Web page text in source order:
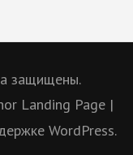
защищены.
Landing Page |
WordPress.